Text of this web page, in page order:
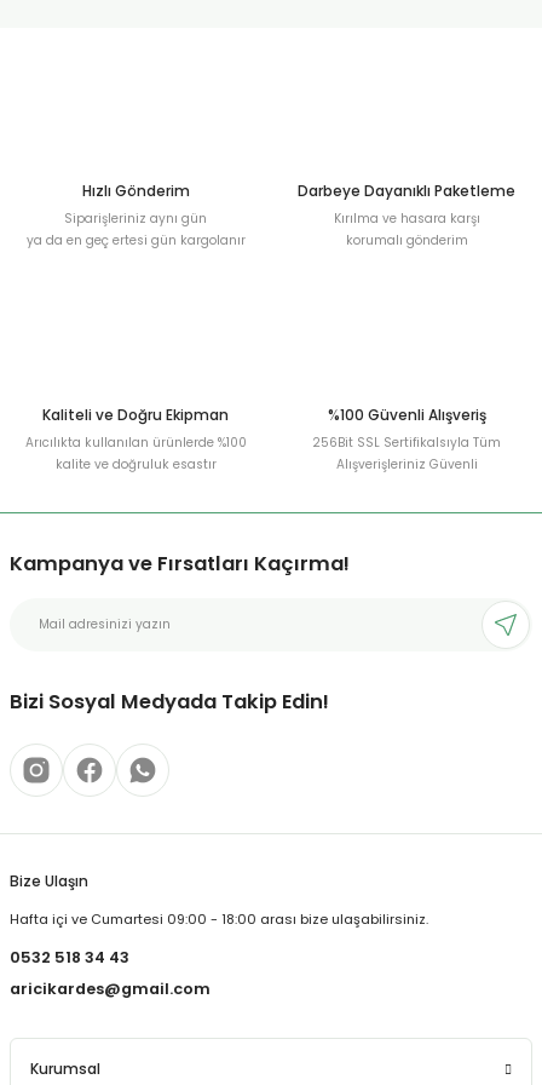
Hızlı Gönderim
Siparişleriniz aynı gün
ya da en geç ertesi gün kargolanır
Darbeye Dayanıklı Paketleme
Kırılma ve hasara karşı
korumalı gönderim
Kaliteli ve Doğru Ekipman
Arıcılıkta kullanılan ürünlerde %100
kalite ve doğruluk esastır
%100 Güvenli Alışveriş
256Bit SSL Sertifikalsıyla Tüm
Alışverişleriniz Güvenli
Kampanya ve Fırsatları Kaçırma!
Bizi Sosyal Medyada Takip Edin!
Bize Ulaşın
Hafta içi ve Cumartesi 09:00 - 18:00 arası bize ulaşabilirsiniz.
0532 518 34 43
aricikardes@gmail.com
Kurumsal